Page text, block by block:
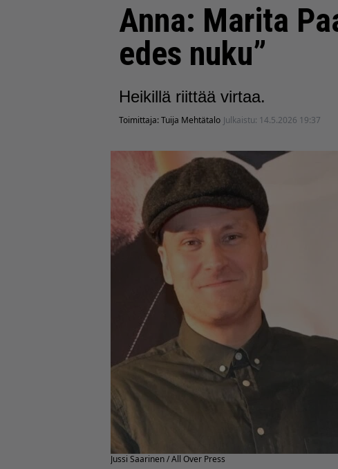
Anna: Marita
edes nuku”
Heikillä riittää virtaa.
Toimittaja:Tuija Mehtätalo Julkaistu: 14.5.2026 19:37
Jussi Saarinen / All Over Press